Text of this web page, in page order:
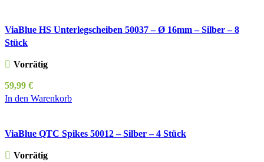
ViaBlue HS Unterlegscheiben 50037 – Ø 16mm – Silber – 8
Stück
Vorrätig
59,99 €
In den Warenkorb
ViaBlue QTC Spikes 50012 – Silber – 4 Stück
Vorrätig